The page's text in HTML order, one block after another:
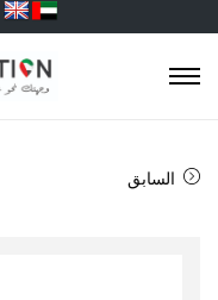
السابق